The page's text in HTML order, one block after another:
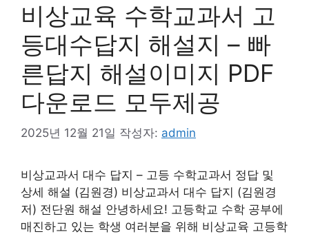
비상교육 수학교과서 고
등대수답지 해설지 – 빠
른답지 해설이미지 PDF
다운로드 모두제공
2025년 12월 21일 작성자: admin
비상교과서 대수 답지 – 고등 수학교과서 정답 및
상세 해설 (김원경) 비상교과서 대수 답지 (김원경
저) 전단원 해설 안녕하세요! 고등학교 수학 공부에
매진하고 있는 학생 여러분을 위해 비상교육 고등학